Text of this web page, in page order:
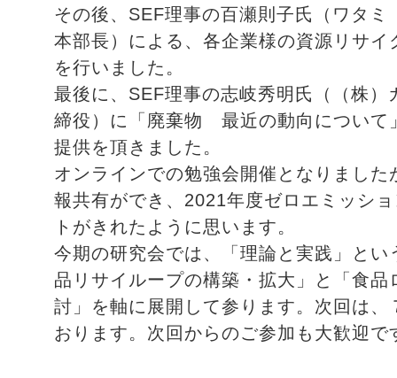
その後、SEF理事の百瀬則子氏（ワタミ
本部長）による、各企業様の資源リサイ
を行いました。
最後に、SEF理事の志岐秀明氏（（株）
締役）に「廃棄物 最近の動向について
提供を頂きました。
オンラインでの勉強会開催となりました
報共有ができ、2021年度ゼロエミッシ
トがきれたように思います。
今期の研究会では、「理論と実践」とい
品リサイループの構築・拡大」と「食品
討」を軸に展開して参ります。次回は、
おります。次回からのご参加も大歓迎で